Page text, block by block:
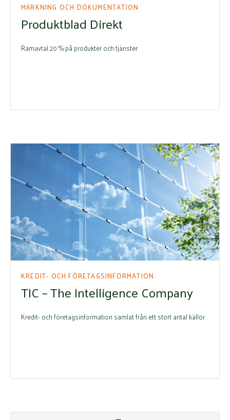
MÄRKNING OCH DOKUMENTATION
Produktblad Direkt
Ramavtal 20 % på produkter och tjänster
KREDIT- OCH FÖRETAGSINFORMATION
TIC – The Intelligence Company
Kredit- och företagsinformation samlat från ett stort antal källor.